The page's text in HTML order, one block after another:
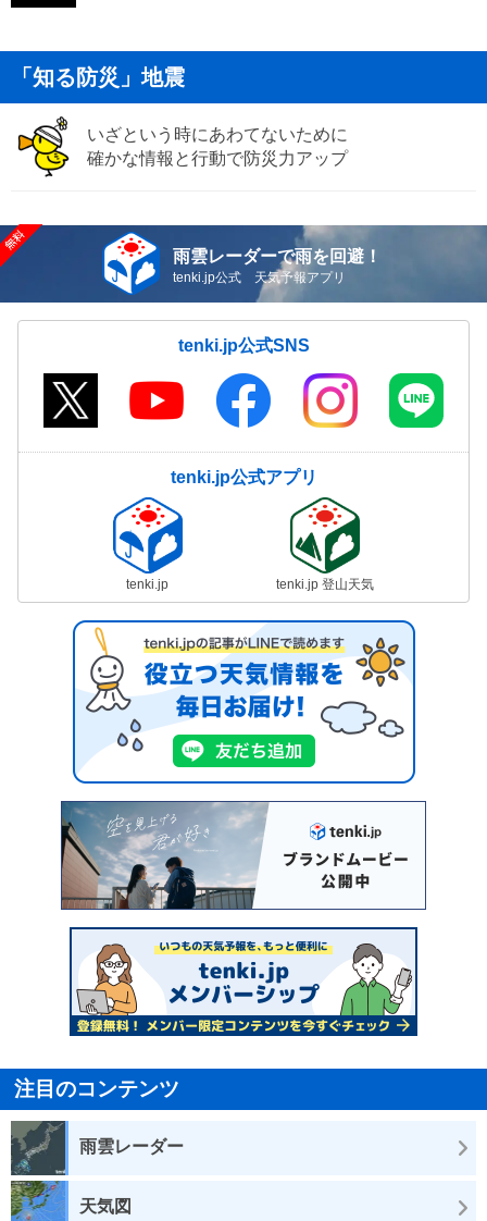
「知る防災」地震
いざという時にあわてないために
確かな情報と行動で防災力アップ
雨雲レーダーで雨を回避！
tenki.jp公式 天気予報アプリ
tenki.jp公式SNS
tenki.jp公式アプリ
tenki.jp tenki.jp 登山天気
注目のコンテンツ
雨雲レーダー
天気図